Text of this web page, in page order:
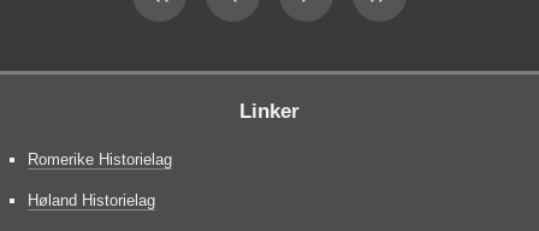
Linker
Romerike Historielag
Høland Historielag